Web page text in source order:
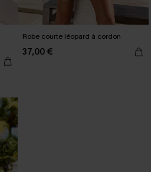
Robe courte léopard à cordon
37,00 €